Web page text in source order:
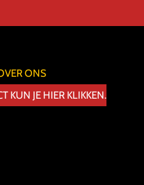
ONS
KUN JE HIER KLIKKEN.